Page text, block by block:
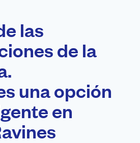
tu recogida
Abierto 24/7
las
de la
una opción
en